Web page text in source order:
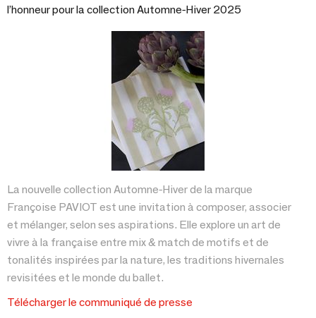
l’honneur pour la collection Automne-Hiver 2025
La nouvelle collection Automne-Hiver de la marque
Françoise PAVIOT est une invitation à composer, associer
et mélanger, selon ses aspirations. Elle explore un art de
vivre à la française entre mix & match de motifs et de
tonalités inspirées par la nature, les traditions hivernales
revisitées et le monde du ballet.
Télécharger le communiqué de presse